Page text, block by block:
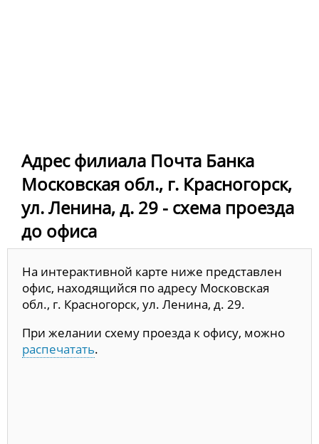
Адрес филиала Почта Банка
Московская обл., г. Красногорск,
ул. Ленина, д. 29 - схема проезда
до офиса
На интерактивной карте ниже представлен
офис, находящийся по адресу Московская
обл., г. Красногорск, ул. Ленина, д. 29.
При желании схему проезда к офису, можно
распечатать.